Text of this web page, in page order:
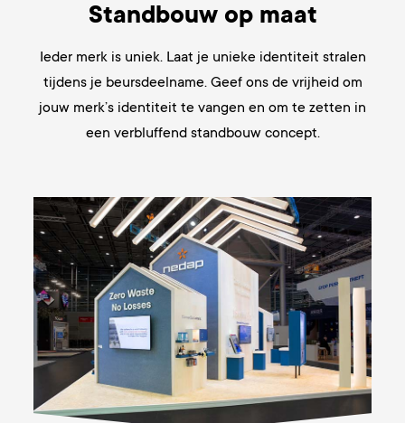
Standbouw op maat
Ieder merk is uniek. Laat je unieke identiteit stralen
tijdens je beursdeelname. Geef ons de vrijheid om
jouw merk’s identiteit te vangen en om te zetten in
een verbluffend standbouw concept.